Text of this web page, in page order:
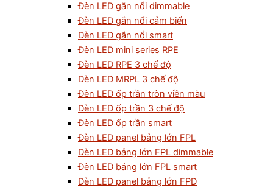
Đèn LED gắn nổi dimmable
Đèn LED gắn nổi cảm biến
Đèn LED gắn nổi smart
Đèn LED mini series RPE
Đèn LED RPE 3 chế độ
Đèn LED MRPL 3 chế độ
Đèn LED ốp trần tròn viền màu
Đèn LED ốp trần 3 chế độ
Đèn LED ốp trần smart
Đèn LED panel bảng lớn FPL
Đèn LED bảng lớn FPL dimmable
Đèn LED bảng lớn FPL smart
Đèn LED panel bảng lớn FPD